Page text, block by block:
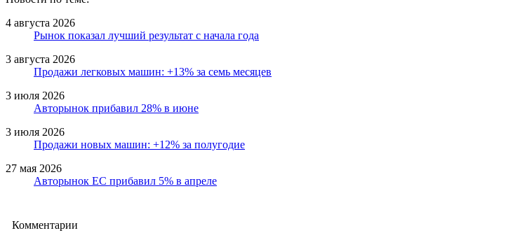
4 августа 2026
Рынок показал лучший результат с начала года
3 августа 2026
Продажи легковых машин: +13% за семь месяцев
3 июля 2026
Авторынок прибавил 28% в июне
3 июля 2026
Продажи новых машин: +12% за полугодие
27 мая 2026
Авторынок ЕС прибавил 5% в апреле
Комментарии